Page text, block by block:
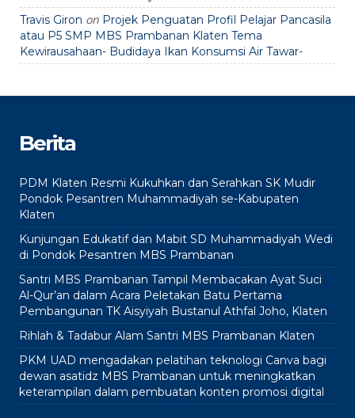
Travis Giron on Projek Penguatan Profil Pelajar Pancasila
atau P5 SMP MBS Prambanan Klaten Tema
Kewirausahaan- Budidaya Ikan Konsumsi Air Tawar-
Berita
PDM Klaten Resmi Kukuhkan dan Serahkan SK Mudir
Pondok Pesantren Muhammadiyah se-Kabupaten
Klaten
Kunjungan Edukatif dan Mabit SD Muhammadiyah Wedi
di Pondok Pesantren MBS Prambanan
Santri MBS Prambanan Tampil Membacakan Ayat Suci
Al-Qur’an dalam Acara Peletakan Batu Pertama
Pembangunan TK Aisyiyah Bustanul Athfal Joho, Klaten
Rihlah & Tadabur Alam Santri MBS Prambanan Klaten
PKM UAD mengadakan pelatihan teknologi Canva bagi
dewan asatidz MBS Prambanan untuk meningkatkan
keterampilan dalam pembuatan konten promosi digital